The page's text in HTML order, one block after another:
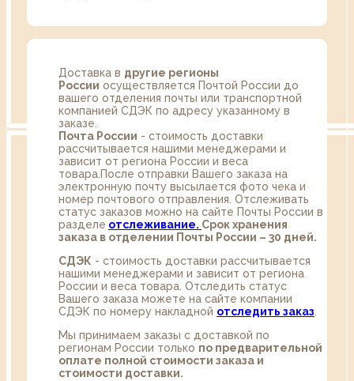
Доставка в другие регионы
России осуществляется Почтой России до
вашего отделения почты или транспортной
компанией СДЭК по адресу указанному в
заказе.
Почта России - стоимость доставки
рассчитывается нашими менеджерами и
зависит от региона России и веса
товара.После отправки Вашего заказа на
электронную почту высылается фото чека и
номер почтового отправления. Отслеживать
статус заказов можно на сайте Почты России в
разделе oтслеживание. Срок хранения
заказа в отделении Почты России – 30 дней.
СДЭК - стоимость доставки рассчитывается
нашими менеджерами и зависит от региона
России и веса товара. Отследить статус
Вашего заказа можете на сайте компании
СДЭК по номеру накладной отследить заказ
Мы принимаем заказы с доставкой по
регионам России только по предварительной
оплате полной стоимости заказа и
стоимости доставки.